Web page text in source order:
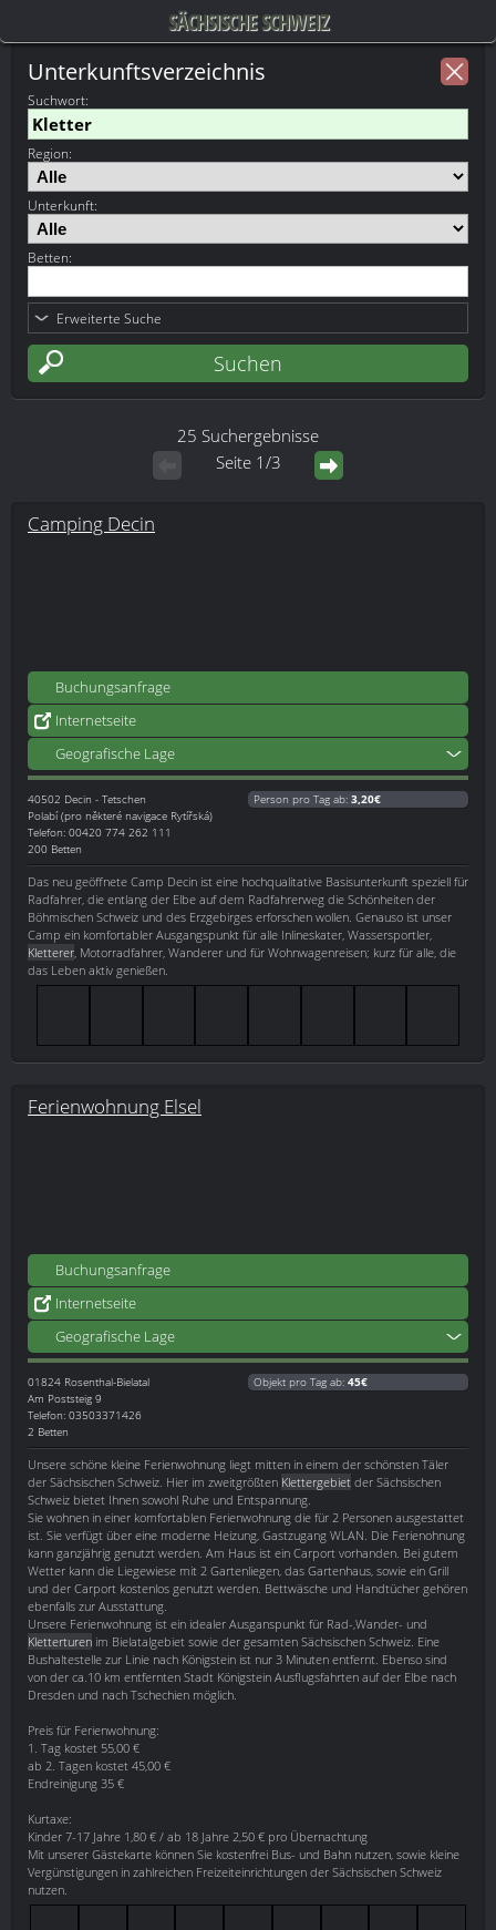
SÄCHSISCHE SCHWEIZ
Unterkunftsverzeichnis
Suchwort:
Region:
Unterkunft:
Betten:
Erweiterte Suche
25 Suchergebnisse
Seite 1/3
Camping Decin
Buchungsanfrage
Internetseite
Geografische Lage
40502 Decin - Tetschen
Polabí (pro některé navigace Rytířská)
Telefon: 00420 774 262 111
200 Betten
Person pro Tag ab: 3,20€
Das neu geöffnete Camp Decin ist eine hochqualitative Basisunterkunft speziell für
Radfahrer, die entlang der Elbe auf dem Radfahrerweg die Schönheiten der
Böhmischen Schweiz und des Erzgebirges erforschen wollen. Genauso ist unser
Camp ein komfortabler Ausgangspunkt für alle Inlineskater, Wassersportler,
Kletterer , Motorradfahrer, Wanderer und für Wohnwagenreisen; kurz für alle, die
das Leben aktiv genießen.
Ferienwohnung Elsel
Buchungsanfrage
Internetseite
Geografische Lage
01824 Rosenthal-Bielatal
Am Poststeig 9
Telefon: 03503371426
2 Betten
Objekt pro Tag ab: 45€
Unsere schöne kleine Ferienwohnung liegt mitten in einem der schönsten Täler
der Sächsischen Schweiz. Hier im zweitgrößten Klettergebiet der Sächsischen
Schweiz bietet Ihnen sowohl Ruhe und Entspannung.
Sie wohnen in einer komfortablen Ferienwohnung die für 2 Personen ausgestattet
ist. Sie verfügt über eine moderne Heizung, Gastzugang WLAN. Die Ferienohnung
kann ganzjährig genutzt werden. Am Haus ist ein Carport vorhanden. Bei gutem
Wetter kann die Liegewiese mit 2 Gartenliegen, das Gartenhaus, sowie ein Grill
und der Carport kostenlos genutzt werden. Bettwäsche und Handtücher gehören
ebenfalls zur Ausstattung.
Unsere Ferienwohnung ist ein idealer Ausganspunkt für Rad-,Wander- und
Kletterturen im Bielatalgebiet sowie der gesamten Sächsischen Schweiz. Eine
Bushaltestelle zur Linie nach Königstein ist nur 3 Minuten entfernt. Ebenso sind
von der ca.10 km entfernten Stadt Königstein Ausflugsfahrten auf der Elbe nach
Dresden und nach Tschechien möglich.
Preis für Ferienwohnung:
1. Tag kostet 55,00 €
ab 2. Tagen kostet 45,00 €
Endreinigung 35 €
Kurtaxe:
Kinder 7-17 Jahre 1,80 € / ab 18 Jahre 2,50 € pro Übernachtung
Mit unserer Gästekarte können Sie kostenfrei Bus- und Bahn nutzen, sowie kleine
Vergünstigungen in zahlreichen Freizeiteinrichtungen der Sächsischen Schweiz
nutzen.